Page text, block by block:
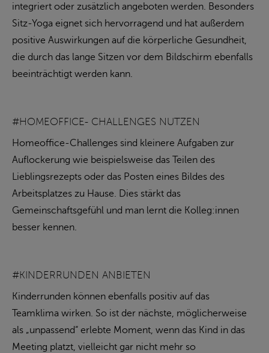
integriert oder zusätzlich angeboten werden. Besonders
Sitz-Yoga eignet sich hervorragend und hat außerdem
positive Auswirkungen auf die körperliche Gesundheit,
die durch das lange Sitzen vor dem Bildschirm ebenfalls
beeinträchtigt werden kann.
#HOMEOFFICE- CHALLENGES NUTZEN
Homeoffice-Challenges sind kleinere Aufgaben zur
Auflockerung wie beispielsweise das Teilen des
Lieblingsrezepts oder das Posten eines Bildes des
Arbeitsplatzes zu Hause. Dies stärkt das
Gemeinschaftsgefühl und man lernt die Kolleg:innen
besser kennen.
#KINDERRUNDEN ANBIETEN
Kinderrunden können ebenfalls positiv auf das
Teamklima wirken. So ist der nächste, möglicherweise
als „unpassend“ erlebte Moment, wenn das Kind in das
Meeting platzt, vielleicht gar nicht mehr so